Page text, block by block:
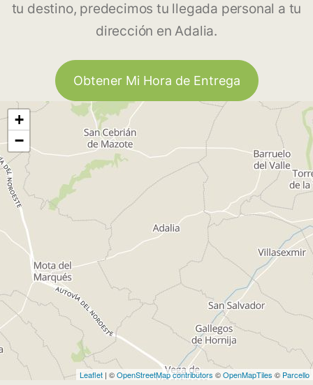
tu destino, predecimos tu llegada personal a tu
dirección en Adalia.
Obtener Mi Hora de Entrega
+
−
Leaflet | ©OpenStreetMap contributors ©OpenMapTiles © Parcello